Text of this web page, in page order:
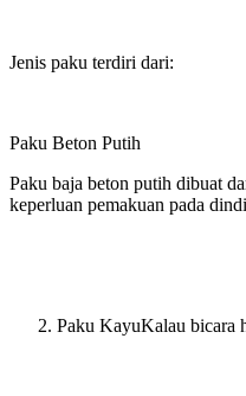
Jenis paku terdiri dari:
Paku Beton Putih
Paku baja beton putih dibuat
keperluan pemakuan pada
Paku KayuKalau bicara